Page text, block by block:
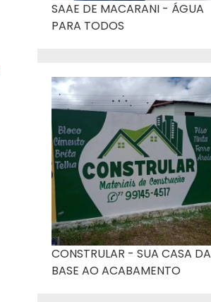
SAAE DE MACARANI - ÁGUA
PARA TODOS
CONSTRULAR - SUA CASA DA
BASE AO ACABAMENTO